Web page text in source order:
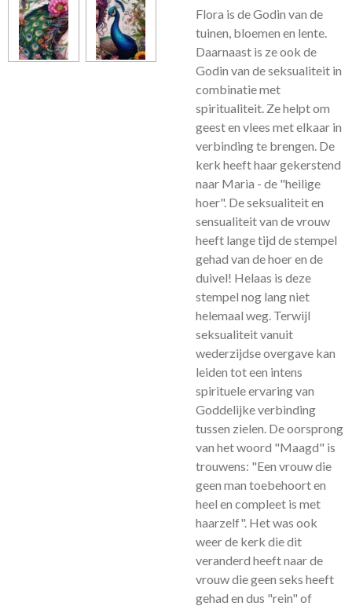
Flora is de Godin van de
tuinen, bloemen en lente.
Daarnaast is ze ook de
Godin van de seksualiteit in
combinatie met
spiritualiteit. Ze helpt om
geest en vlees met elkaar in
verbinding te brengen. De
kerk heeft haar gekerstend
naar Maria - de "heilige
hoer". De seksualiteit en
sensualiteit van de vrouw
heeft lange tijd de stempel
gehad van de hoer en de
duivel! Helaas is deze
stempel nog lang niet
helemaal weg. Terwijl
seksualiteit vanuit
wederzijdse overgave kan
leiden tot een intens
spirituele ervaring van
Goddelijke verbinding
tussen zielen. De oorsprong
van hetwoord "Maagd" is
trouwens: "Een vrouw die
geen man toebehoort en
heel en compleet is met
haarzelf". Het was ook
weer de kerk die dit
veranderd heeft naar de
vrouw die geen seks heeft
gehad en dus "rein" of